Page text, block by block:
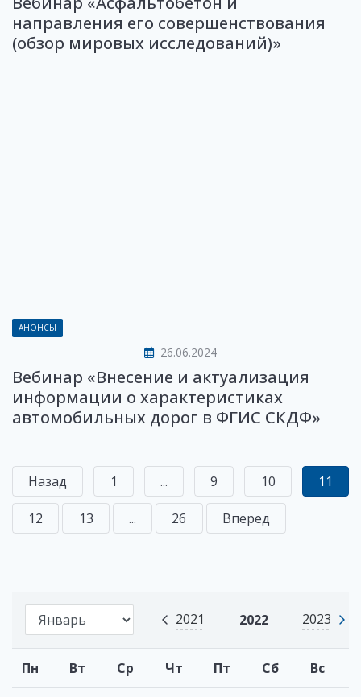
2021 2022 2023
Пн Вт Ср Чт Пт Сб Вс
направления его совершенствования
(обзор мировых исследований)»
АНОНСЫ
26.06.2024
Вебинар «Внесение и актуализация
информации о характеристиках
автомобильных дорог в ФГИС СКДФ»
Назад 1 ... 9 10 11
12 13 ... 26 Вперед